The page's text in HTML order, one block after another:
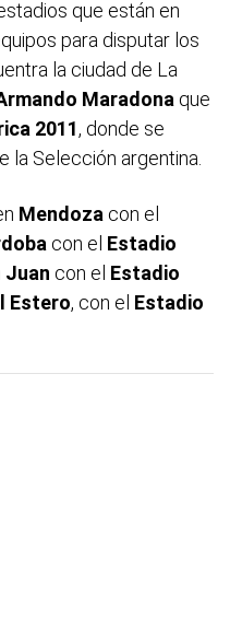
que están en
para disputar los
la ciudad de La
Maradona que
2011, donde se
la Selección argentina.
Mendoza con el
con el Estadio
Juan con el Estadio
Estero, con el Estadio